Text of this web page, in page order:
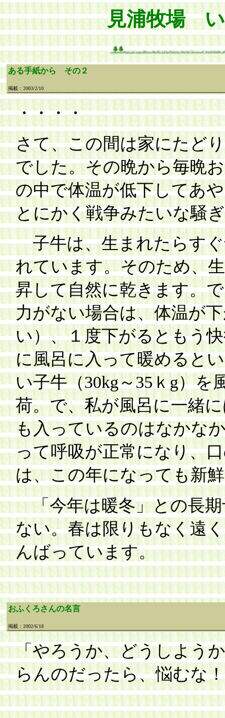
見浦牧場 い
ある手紙から その２
掲載：2003/2/10
・・・・
さて、この間は家にたど
でした。その晩から毎晩
の中で体温が低下してあ
とにかく戦争みたいな騒
子牛は、生まれたらすぐ
れています。そのため、
昇して自然に乾きます。
力がない場合は、体温が
い）、１度下がるともう
に風呂に入って暖めると
い子牛（30kg～35ｋg）
荷。で、私が風呂に一緒
も入っているのはなかな
って呼吸が正常になり、
は、この年になっても新
「今年は暖冬」との長期
ない。春は限りもなく遠
んばっています。
おふくろさんの名言
掲載：2002/6/18
「やろうか、どうしよう
らんのだったら、悩むな